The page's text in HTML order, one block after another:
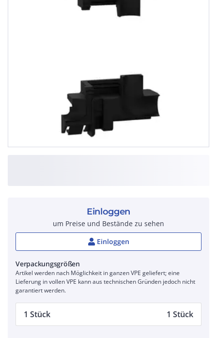
Einloggen
um Preise und Bestände zu sehen
Einloggen
Verpackungsgrößen
Artikel werden nach Möglichkeit in ganzen VPE geliefert; eine
Lieferung in vollen VPE kann aus technischen Gründen jedoch nicht
garantiert werden.
1 Stück 1 Stück